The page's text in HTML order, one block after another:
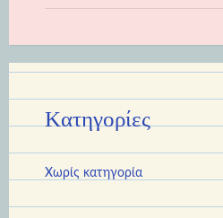
Kατηγορίες
Χωρίς κατηγορία